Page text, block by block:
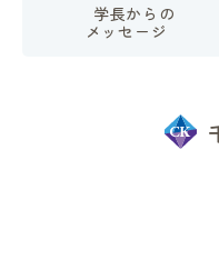
学長からの
メッセージ